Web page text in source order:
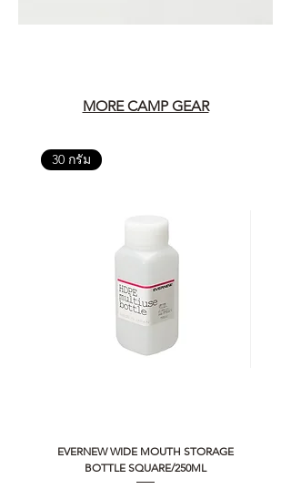
MORE CAMP GEAR
30 กรัม
EVERNEW WIDE MOUTH STORAGE
BOTTLE SQUARE/250ML